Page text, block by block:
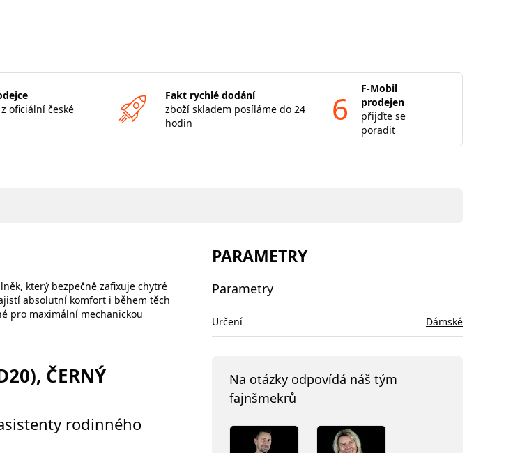
oficiální české
Fakt rychlé dodání
zboží skladem posíláme do 24
hodin
6
F-Mobil
prodejen
přijďte se
poradit
který bezpečně zafixuje chytré
absolutní komfort i během těch
pro maximální mechanickou
ČERNÝ
rodinného
PARAMETRY
Parametry
Určení Dámské
Na otázky odpovídá náš tým
fajnšmekrů